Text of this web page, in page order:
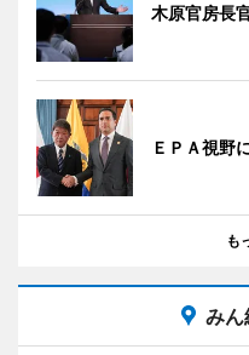
木原官房長
ＥＰＡ視野
も
みん